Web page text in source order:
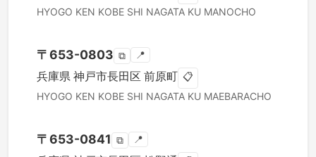
HYOGO KEN KOBE SHI NAGATA KU MANOCHO
〒653-0803 ⧉ 📍
兵庫県 神戸市長田区 前原町 📋
HYOGO KEN KOBE SHI NAGATA KU MAEBARACHO
〒653-0841 ⧉ 📍